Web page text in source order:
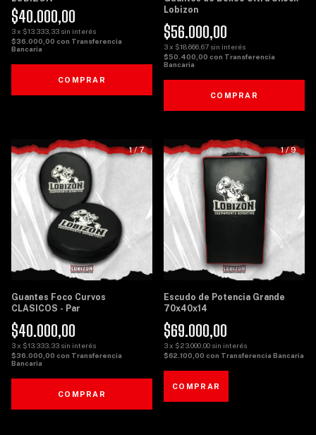
$40.000,00
3x $13.333,33 sin interés
$36.000,00 con Transferencia
Bancaria
COMPRAR
Lobizon
$56.000,00
3x $18.666,67 sin interés
$50.400,00 con Transferencia
Bancaria
COMPRAR
1/7
Guantes Foco Curvos
CLASICOS - Par
$40.000,00
3x $13.333,33 sin interés
$36.000,00 con Transferencia
Bancaria
COMPRAR
1/9
Escudo de Potencia Grande
70x40x14
$69.000,00
3x $23.000,00 sin interés
$62.100,00 con Transferencia Bancaria